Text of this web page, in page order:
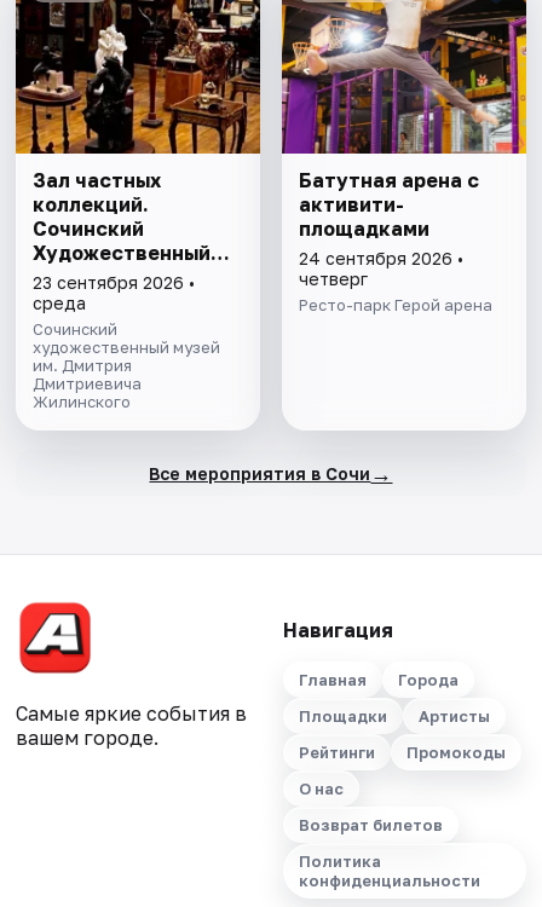
Зал частных
коллекций.
Сочинский
Художественный
музей им. Д.Д.
Жилинского
23 сентября 2026 •
среда
Сочинский
художественный музей
им. Дмитрия
Дмитриевича
Жилинского
Батутная арена с
активити-
площадками
24 сентября 2026 •
четверг
Ресто-парк Герой арена
Все мероприятия в Сочи →
Самые яркие события в
вашем городе.
Навигация
Главная
Города
Площадки
Артисты
Рейтинги
Промокоды
О нас
Возврат билетов
Политика
конфиденциальности